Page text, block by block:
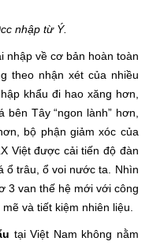
nhập từ Ý.
nhập về cơ bản hoàn toàn
theo nhận xét của nhiều
khẩu đi hao xăng hơn,
Tây “ngon lành” hơn,
bộ phận giảm xóc của
Việt được cải tiến độ đàn
ổ trâu, ổ voi nước ta. Nhìn
3 van thế hệ mới với công
và tiết kiệm nhiên liệu.
tại Việt Nam không nằm